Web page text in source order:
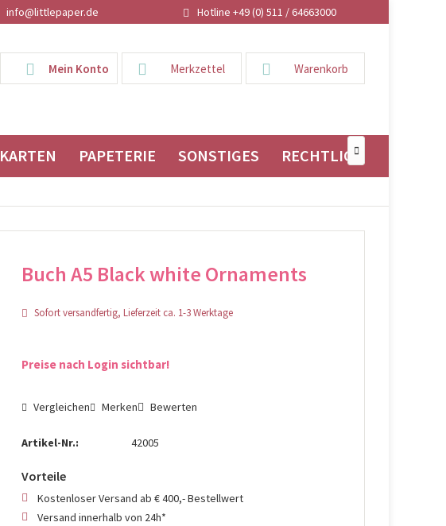
info@littlepaper.de Hotline +49 (0) 511 / 64663000
Warenkorb
Merkzettel
Mein Konto
KARTEN PAPETERIE SONSTIGES RECHTLICHES

Buch A5 Black white Ornaments
Sofort versandfertig, Lieferzeit ca. 1-3 Werktage
Preise nach Login sichtbar!
Vergleichen Merken Bewerten
Artikel-Nr.: 42005
Vorteile
Kostenloser Versand ab € 400,- Bestellwert
Versand innerhalb von 24h*